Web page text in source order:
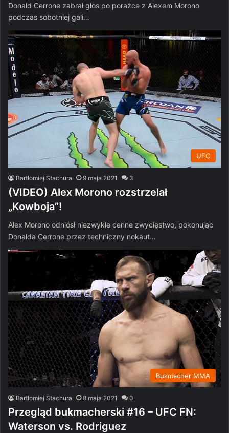
Donald Cerrone zabrał głos po porażce z Alexem Morono
podczas sobotniej gali…
UFC
Bartłomiej Stachura 9 maja 2021 3
(VIDEO) Alex Morono rozstrzelał
„Kowboja”!
Alex Morono odniósł niezwykle cenne zwycięstwo, pokonując
Donalda Cerrone przez techniczny nokaut…
Bukmacher MMA
Bartłomiej Stachura 8 maja 2021 0
Przegląd bukmacherski #16 – UFC FN:
Waterson vs. Rodriguez